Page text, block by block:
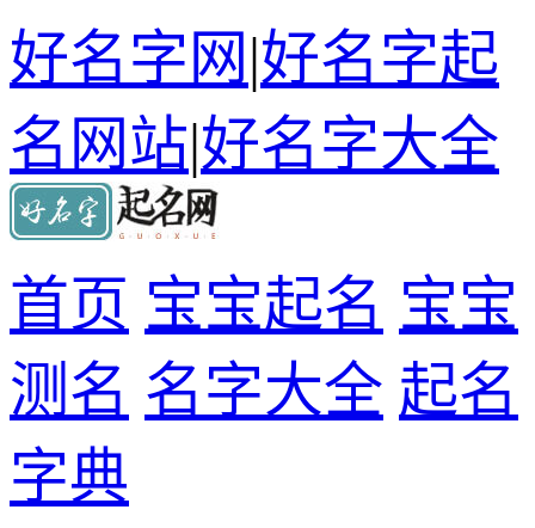
好名字网|好名字起
名网站|好名字大全
首页 宝宝起名 宝宝
测名 名字大全 起名
字典